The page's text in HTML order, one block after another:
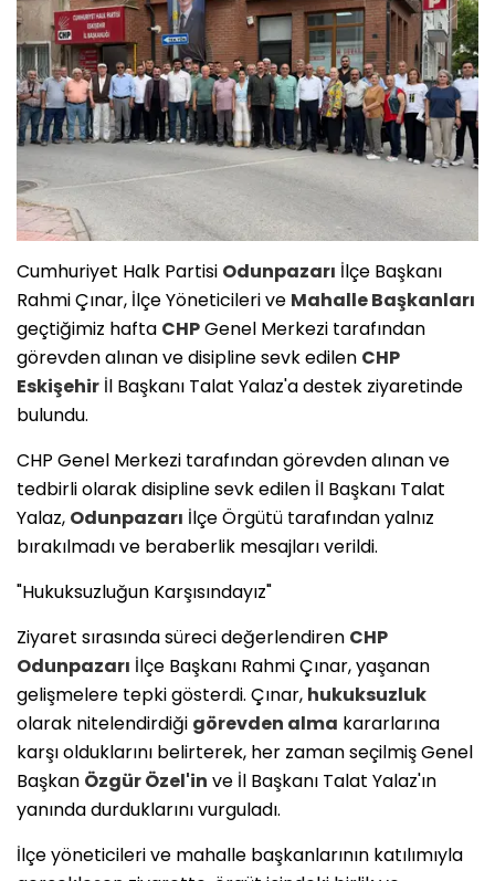
Cumhuriyet Halk Partisi Odunpazarı İlçe Başkanı
Rahmi Çınar, İlçe Yöneticileri ve Mahalle Başkanları
geçtiğimiz hafta CHPGenel Merkezi tarafından
görevden alınan ve disipline sevk edilen CHP
Eskişehir İl Başkanı Talat Yalaz'a destek ziyaretinde
bulundu.
​CHP Genel Merkezi tarafından görevden alınan ve
tedbirli olarak disipline sevk edilen İl Başkanı Talat
Yalaz, Odunpazarı İlçe Örgütü tarafından yalnız
bırakılmadı ve beraberlik mesajları verildi.
​"Hukuksuzluğun Karşısındayız"
​Ziyaret sırasında süreci değerlendiren CHP
Odunpazarı İlçe Başkanı Rahmi Çınar, yaşanan
gelişmelere tepki gösterdi. Çınar, hukuksuzluk
olarak nitelendirdiği görevden alma kararlarına
karşı olduklarını belirterek, her zaman seçilmiş Genel
Başkan Özgür Özel'in ve İl Başkanı Talat Yalaz'ın
yanında durduklarını vurguladı.
​İlçe yöneticileri ve mahalle başkanlarının katılımıyla